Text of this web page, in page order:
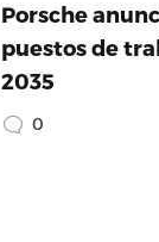
Porsche
puestos de
2035
0